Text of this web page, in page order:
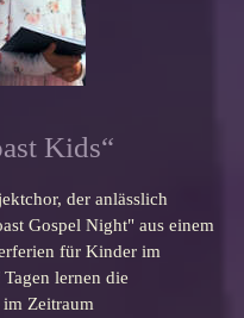
Kids“
der anlässlich
Gospel Night" aus einem
für Kinder im
lernen die
im Zeitraum